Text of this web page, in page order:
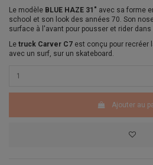
Le modèle BLUE HAZE 31" avec sa forme
school et son look des années 70. Son
surface à l'avant pour pousser et rider
Le truck Carver C7 est conçu pour recréer
avec un surf, sur un skateboard.
Ajouter au